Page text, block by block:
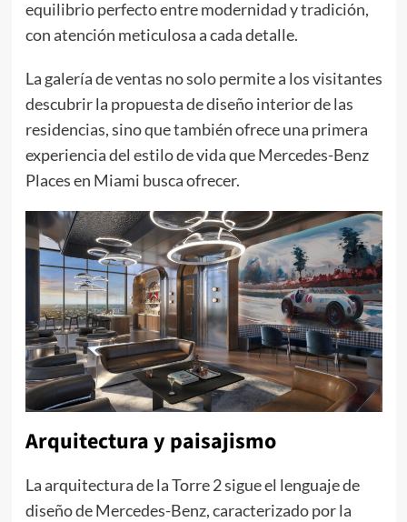
equilibrio perfecto entre modernidad y tradición,
con atención meticulosa a cada detalle.
La galería de ventas no solo permite a los visitantes
descubrir la propuesta de diseño interior de las
residencias, sino que también ofrece una primera
experiencia del estilo de vida que Mercedes-Benz
Places en Miami busca ofrecer.
Arquitectura y paisajismo
La arquitectura de la Torre 2 sigue el lenguaje de
diseño de Mercedes-Benz, caracterizado por la